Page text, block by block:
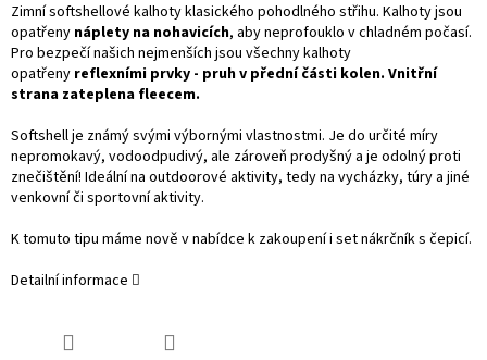
Zimní softshellové kalhoty klasického pohodlného střihu. Kalhoty jsou
opatřeny náplety na nohavicích, aby neprofouklo v chladném počasí.
Pro bezpečí našich nejmenších jsou všechny kalhoty
opatřeny reflexními prvky - pruh v přední části kolen. Vnitřní
strana zateplena fleecem.
Softshell je známý svými výbornými vlastnostmi. Je do určité míry
nepromokavý, vodoodpudivý, ale zároveň prodyšný a je odolný proti
znečištění! Ideální na outdoorové aktivity, tedy na vycházky, túry a jiné
venkovní či sportovní aktivity.
K tomuto tipu máme nově v nabídce k zakoupení i set nákrčník s čepicí.
Detailní informace